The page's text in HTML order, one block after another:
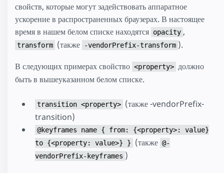
свойств, которые могут задействовать аппаратное
ускорение в распространенных браузерах. В настоящее
время в нашем белом списке находятся opacity ,
transform (также -vendorPrefix-transform ).
В следующих примерах свойство <property> должно
быть в вышеуказанном белом списке.
transition <property> (также -vendorPrefix-
transition)
@keyframes name { from: {<property>: value}
to {<property: value>} }
(также @-
vendorPrefix-keyframes )